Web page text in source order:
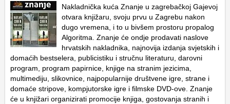
Nakladnička kuća Znanje u zagrebačkoj Gajevoj
otvara knjižaru, svoju prvu u Zagrebu nakon
dugo vremena, i to u bivšem prostoru propalog
Algoritma. Znanje će ondje prodavati naslove
hrvatskih nakladnika, najnovija izdanja svjetskih i
domaćih bestselera, publicistiku i stručnu literaturu, darovni
program, program papirnice, knjige na stranim jezicima,
multimediju, slikovnice, najpopularnije društvene igre, strane i
domaće stripove, kompjutorske igre i filmske DVD-ove. Znanje
će u knjižari organizirati promocije knjiga, gostovanja stranih i